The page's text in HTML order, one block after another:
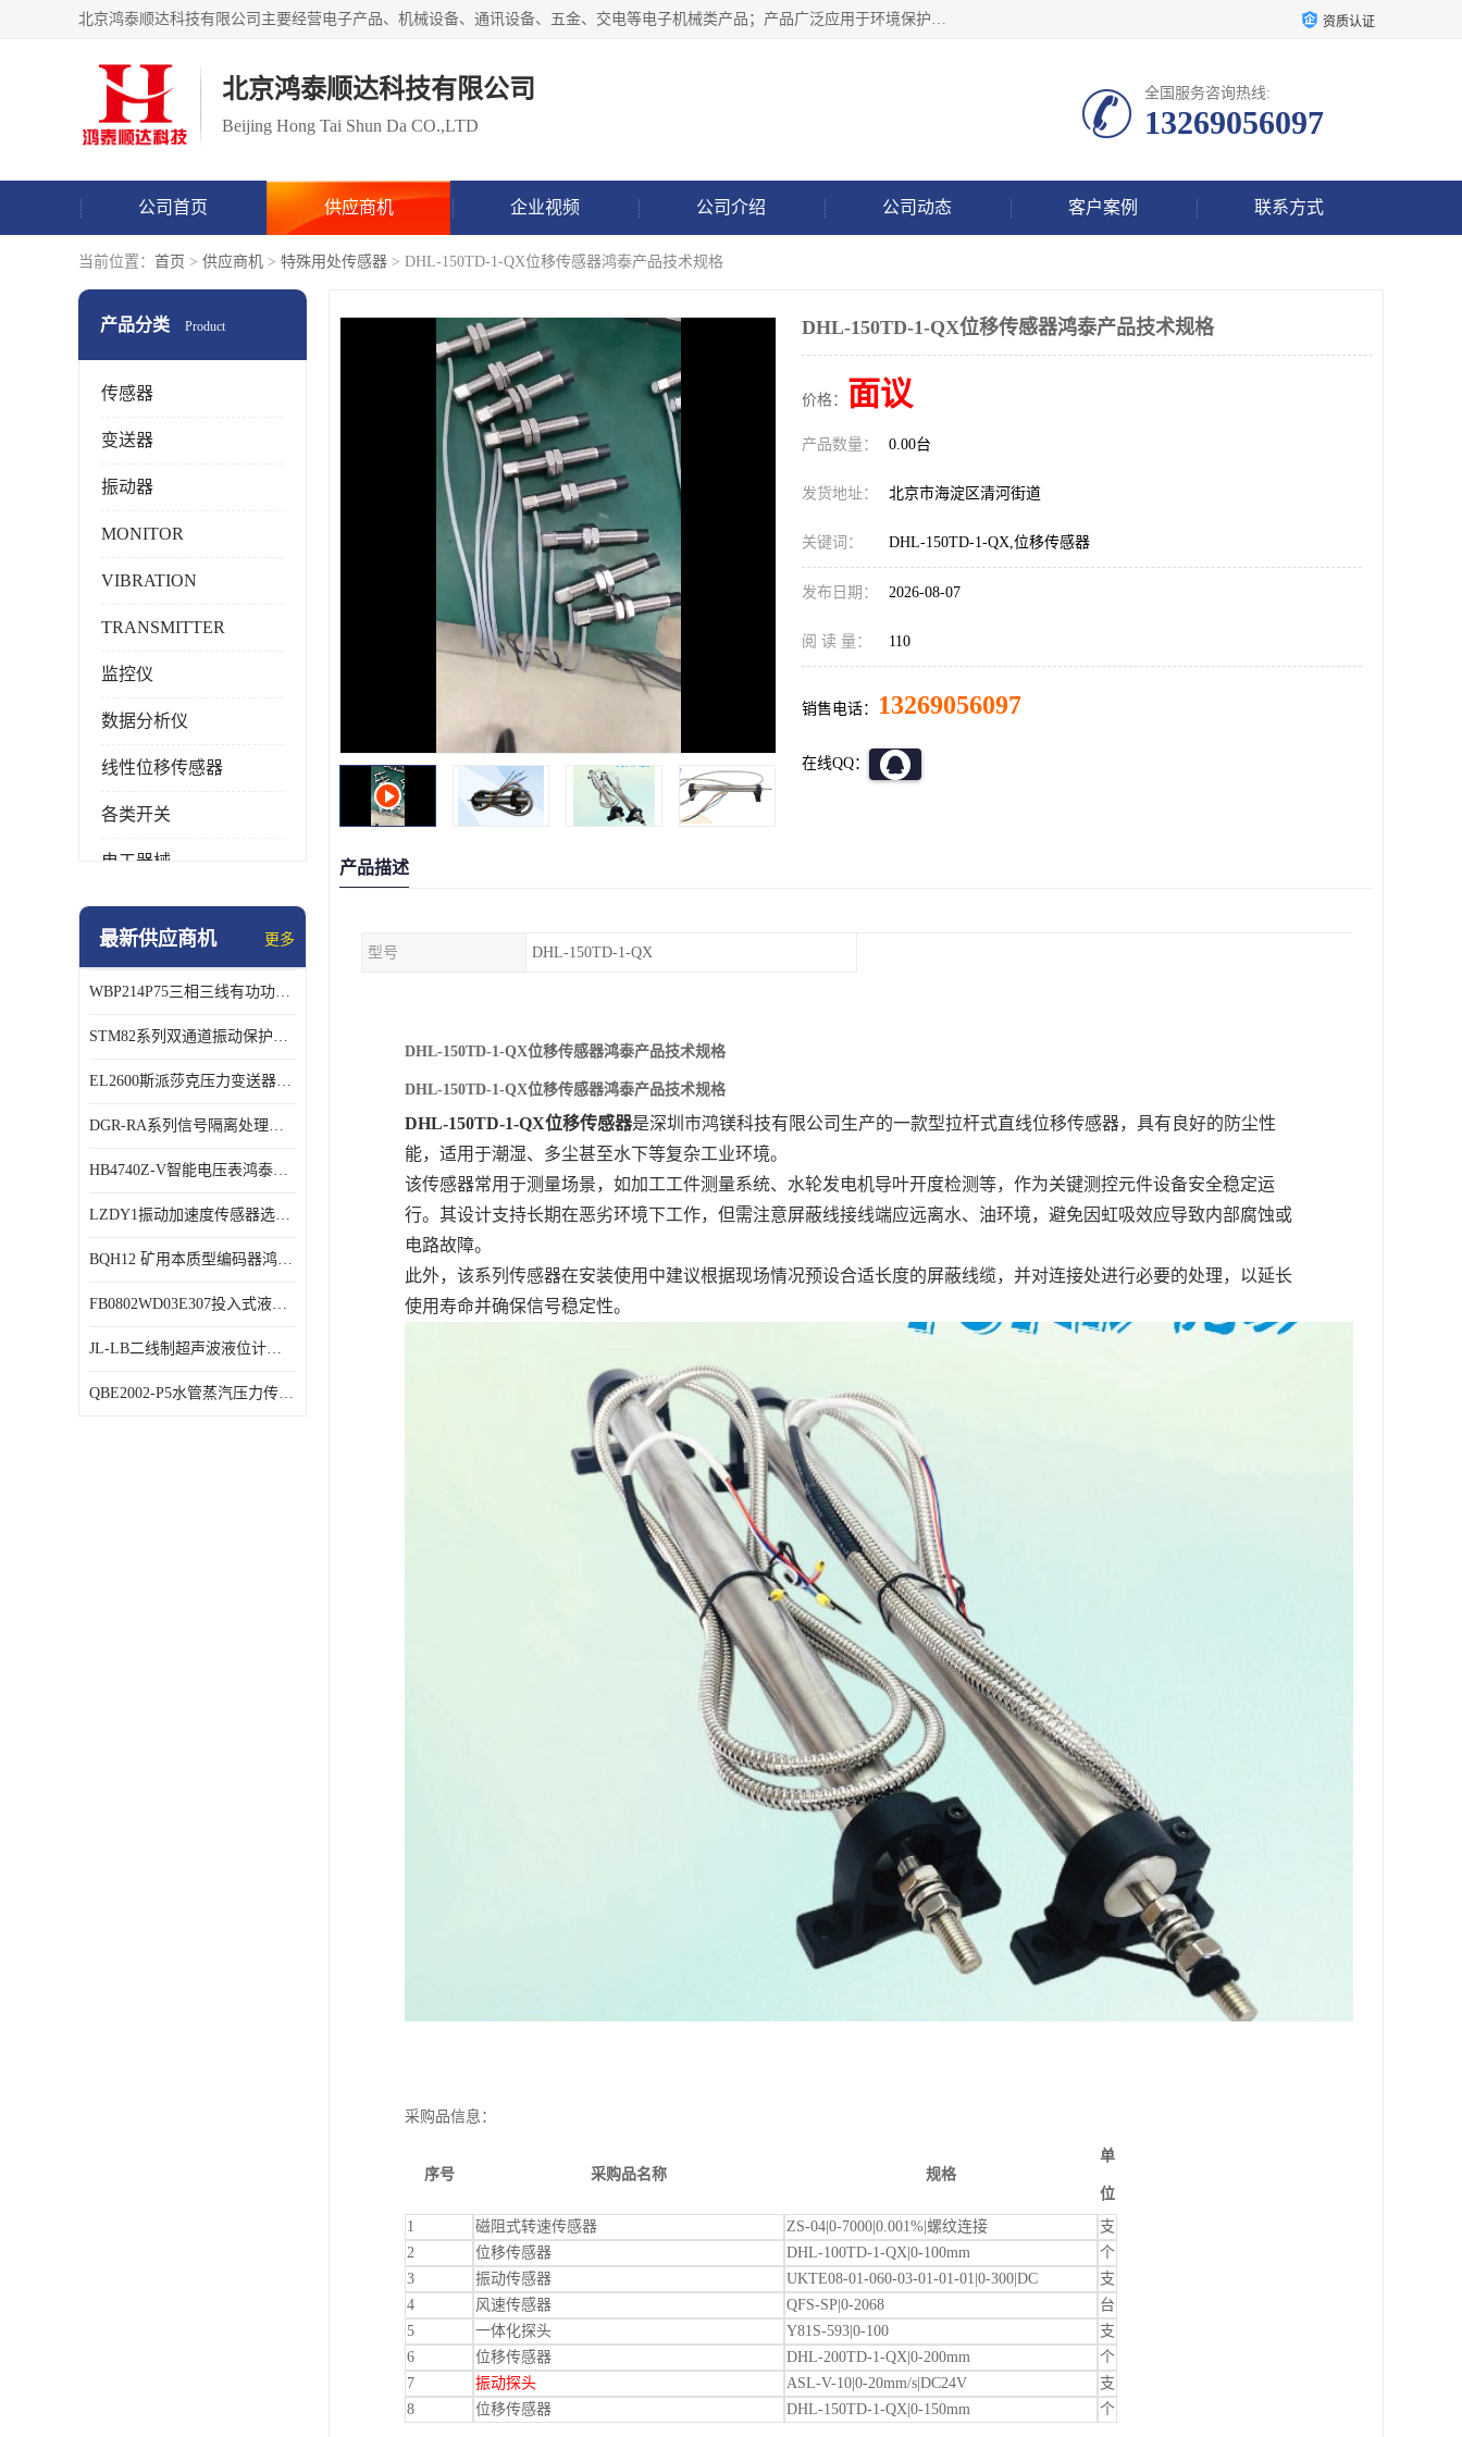
北京鸿泰顺达科技有限公司主要经营电子产品、机械设备、通讯设备、五金、交电等电子机械类产品；产品广泛应用于环境保护、石油化工、电力电子、冶金建筑、煤炭、农业、卫生防疫、教育科研等行业。并成功的与各地环境监测站、污水处理厂、卷烟厂、电厂、高校、科学院所、卫生防疫部门、煤矿、石化厂等用户建立了密切的合作关系。 资质认证
北京鸿泰顺达科技有限公司
Beijing Hong Tai Shun Da CO.,LTD
全国服务咨询热线:
13269056097
公司首页 供应商机 企业视频 公司介绍 公司动态 客户案例 联系方式
当前位置： 首页 > 供应商机 > 特殊用处传感器 > DHL-150TD-1-QX位移传感器鸿泰产品技术规格
产品分类 Product
传感器
变送器
振动器
MONITOR
VIBRATION
TRANSMITTER
监控仪
数据分析仪
线性位移传感器
各类开关
电工器械
模块化产品
特殊用处传感器
特殊用途变送器
最新供应商机 更多
WBP214P75三相三线有功功率传感器鸿泰顺达产品稳定性好
STM82系列双通道振动保护表鸿泰产品技术规格
EL2600斯派莎克压力变送器技术规格
DGR-RA系列信号隔离处理器鸿泰产品技术规格
HB4740Z-V智能电压表鸿泰产品外形美观大方
LZDY1振动加速度传感器选型资料
BQH12 矿用本质型编码器鸿泰产品实物展示
FB0802WD03E307投入式液位计鸿泰产品选型参数
JL-LB二线制超声波液位计鸿泰产品外形美观大方
QBE2002-P5水管蒸汽压力传感器西门子产品技术规格
DHL-150TD-1-QX位移传感器鸿泰产品技术规格
价格： 面议
产品数量： 0.00台
发货地址： 北京市海淀区清河街道
关键词： DHL-150TD-1-QX,位移传感器
发布日期： 2026-08-07
阅 读 量： 110
销售电话： 13269056097
在线QQ：
产品描述
型号 DHL-150TD-1-QX
DHL-150TD-1-QX位移传感器鸿泰产品技术规格
DHL-150TD-1-QX位移传感器鸿泰产品技术规格
DHL-150TD-1-QX位移传感器‌是深圳市鸿镁科技有限公司生产的一款型拉杆式直线位移传感器，具有良好的防尘性
能，适用于潮湿、多尘甚至水下等复杂工业环境。
该传感器常用于测量场景，如加工工件测量系统、水轮发电机导叶开度检测等，作为关键测控元件设备安全稳定运
行。其设计支持长期在恶劣环境下工作，但需注意屏蔽线接线端应远离水、油环境，避免因虹吸效应导致内部腐蚀或
电路故障。
此外，该系列传感器在安装使用中建议根据现场情况预设合适长度的屏蔽线缆，并对连接处进行必要的处理，以延长
使用寿命并确保信号稳定性。
采购品信息：
序号 采购品名称 规格
单
位
1
磁阻式转速传感器 ZS-04|0-7000|0.001%|螺纹连接
支
2
位移传感器 DHL-100TD-1-QX|0-100mm
个
3
振动传感器 UKTE08-01-060-03-01-01-01|0-300|DC
支
4
风速传感器 QFS-SP|0-2068
台
5
一体化探头 Y81S-593|0-100
支
6
位移传感器 DHL-200TD-1-QX|0-200mm
个
7
振动探头 ASL-V-10|0-20mm/s|DC24V
支
8
位移传感器 DHL-150TD-1-QX|0-150mm 个